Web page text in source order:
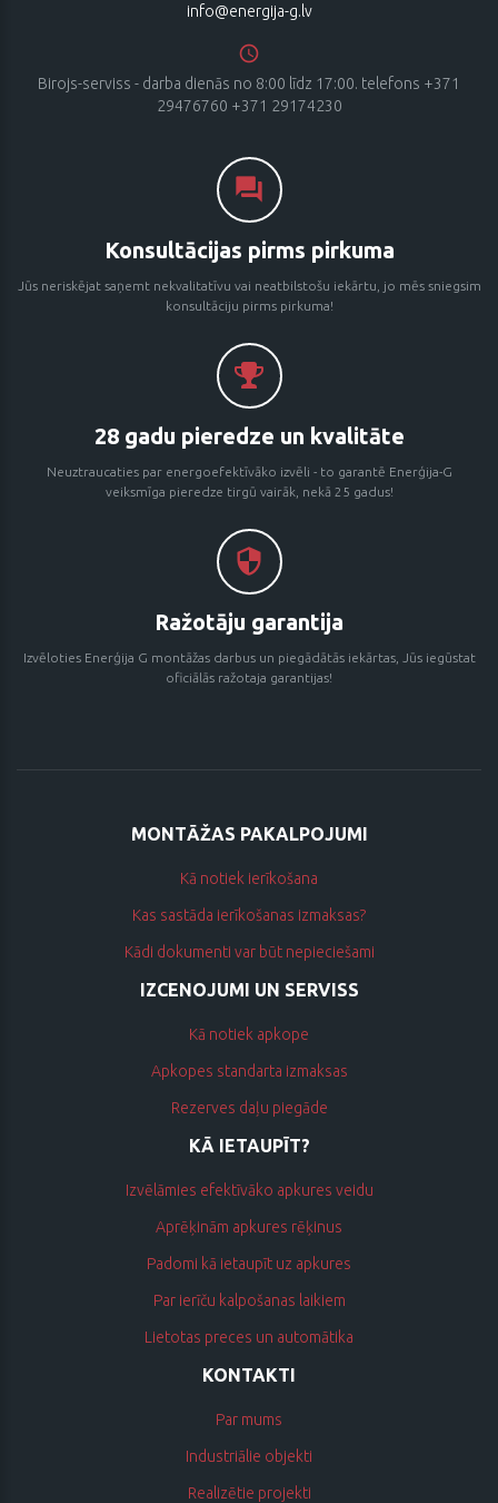
info@energija-g.lv
Birojs-serviss - darba dienās no 8:00 līdz 17:00. telefons +371
29476760 +371 29174230
Konsultācijas pirms pirkuma
Jūs neriskējat saņemt nekvalitatīvu vai neatbilstošu iekārtu, jo mēs sniegsim
konsultāciju pirms pirkuma!
28 gadu pieredze un kvalitāte
Neuztraucaties par energoefektīvāko izvēli - to garantē Enerģija-G
veiksmīga pieredze tirgū vairāk, nekā 25 gadus!
Ražotāju garantija
Izvēloties Enerģija G montāžas darbus un piegādātās iekārtas, Jūs iegūstat
oficiālās ražotaja garantijas!
MONTĀŽAS PAKALPOJUMI
Kā notiek ierīkošana
Kas sastāda ierīkošanas izmaksas?
Kādi dokumenti var būt nepieciešami
IZCENOJUMI UN SERVISS
Kā notiek apkope
Apkopes standarta izmaksas
Rezerves daļu piegāde
KĀ IETAUPĪT?
Izvēlāmies efektīvāko apkures veidu
Aprēķinām apkures rēķinus
Padomi kā ietaupīt uz apkures
Par ierīču kalpošanas laikiem
Lietotas preces un automātika
KONTAKTI
Par mums
Industriālie objekti
Realizētie projekti